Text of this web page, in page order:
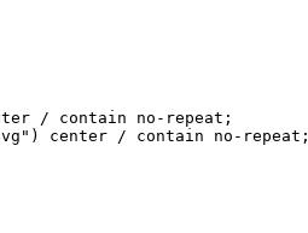
/ contain no-repeat;
center / contain no-repeat;